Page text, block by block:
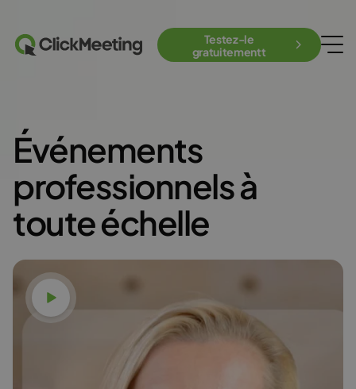
Testez-le
gratuitementt
Voir la vidéo
Événements
professionnels à
toute échelle